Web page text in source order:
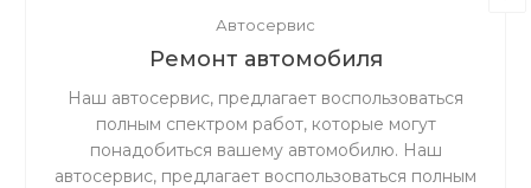
Автосервис
Ремонт автомобиля
Наш автосервис, предлагает воспользоваться
полным спектром работ, которые могут
понадобиться вашему автомобилю. Наш
автосервис, предлагает воспользоваться полным